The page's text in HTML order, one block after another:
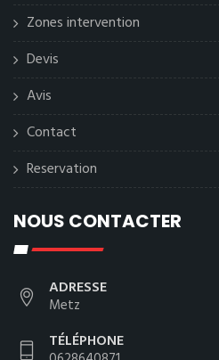
Zones intervention
Devis
Avis
Contact
Reservation
NOUS CONTACTER
ADRESSE
Metz
TÉLÉPHONE